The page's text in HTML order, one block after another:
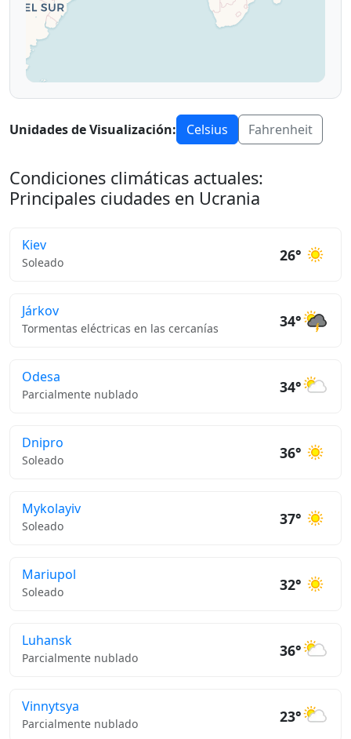
Unidades de Visualización: Celsius Fahrenheit
Condiciones climáticas actuales:
Principales ciudades en Ucrania
Kiev
Soleado 26°
Járkov
Tormentas eléctricas en las cercanías 34°
Odesa
Parcialmente nublado 34°
Dnipro
Soleado 36°
Mykolayiv
Soleado 37°
Mariupol
Soleado 32°
Luhansk
Parcialmente nublado 36°
Vinnytsya
Parcialmente nublado 23°